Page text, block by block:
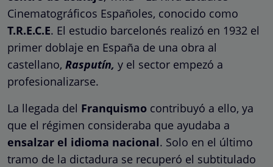
Cinematográficos Españoles, conocido como
T.R.E.C.E. El estudio barcelonés realizó en 1932 el
primer doblaje en España de una obra al
castellano, Rasputín, y el sector empezó a
profesionalizarse.
La llegada del Franquismo contribuyó a ello, ya
que el régimen consideraba que ayudaba a
ensalzar el idioma nacional. Solo en el último
tramo de la dictadura se recuperó el subtitulado